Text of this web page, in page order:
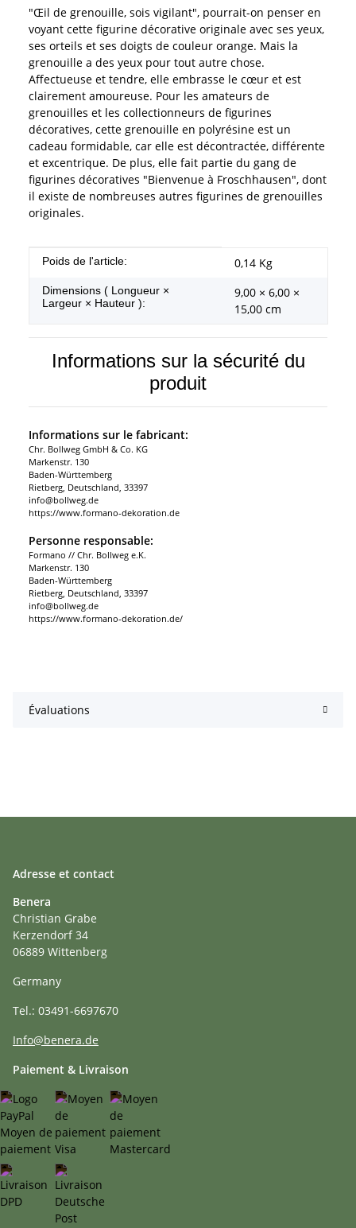
"Œil de grenouille, sois vigilant", pourrait-on penser en
voyant cette figurine décorative originale avec ses yeux,
ses orteils et ses doigts de couleur orange. Mais la
grenouille a des yeux pour tout autre chose.
Affectueuse et tendre, elle embrasse le cœur et est
clairement amoureuse. Pour les amateurs de
grenouilles et les collectionneurs de figurines
décoratives, cette grenouille en polyrésine est un
cadeau formidable, car elle est décontractée, différente
et excentrique. De plus, elle fait partie du gang de
figurines décoratives "Bienvenue à Froschhausen", dont
il existe de nombreuses autres figurines de grenouilles
originales.
#productDetails.itemInformation#
#productDetails.itemValue#
Poids de l'article: 0,14 Kg
Dimensions ( Longueur ×
Largeur × Hauteur ):
9,00 × 6,00 ×
15,00 cm
Informations sur la sécurité du
produit
Informations sur le fabricant:
Chr. Bollweg GmbH & Co. KG
Markenstr. 130
Baden-Württemberg
Rietberg, Deutschland, 33397
info@bollweg.de
https://www.formano-dekoration.de
Personne responsable:
Formano // Chr. Bollweg e.K.
Markenstr. 130
Baden-Württemberg
Rietberg, Deutschland, 33397
info@bollweg.de
https://www.formano-dekoration.de/
Évaluations
Adresse et contact
Benera
Christian Grabe
Kerzendorf 34
06889 Wittenberg
Germany
Tel.: 03491-6697670
Info@benera.de
Paiement & Livraison